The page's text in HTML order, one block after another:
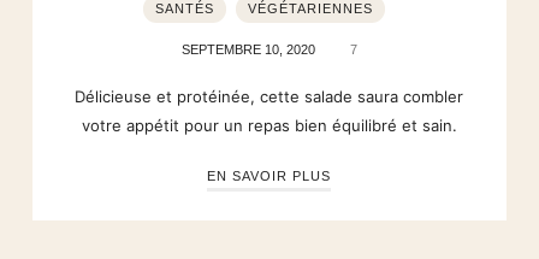
SANTÉS VÉGÉTARIENNES
SEPTEMBRE 10, 2020 7
Délicieuse et protéinée, cette salade saura combler
votre appétit pour un repas bien équilibré et sain.
EN SAVOIR PLUS